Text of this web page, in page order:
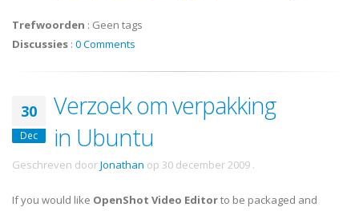
Trefwoorden : Geen tags
Discussies : 0 Comments
30
Dec
Verzoek om verpakking
in Ubuntu
Geschreven doorJonathan op 30 december 2009 .
If you would like OpenShot Video Editorto be packaged and